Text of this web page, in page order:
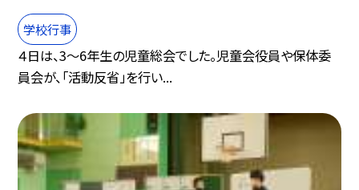
学校行事
４日は、3〜6年生の児童総会でした。児童会役員や保体委
員会が、「活動反省」を行い...